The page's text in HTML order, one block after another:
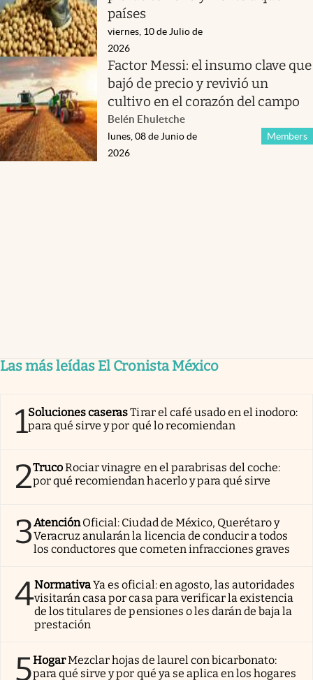
países
viernes, 10 de Julio de
2026
Factor Messi: el insumo clave que
bajó de precio y revivió un
cultivo en el corazón del campo
Belén Ehuletche
Members
lunes, 08 de Junio de
2026
Las más leídas El Cronista México
1Soluciones caserasTirar el café usado en el inodoro:
para qué sirve y por qué lo recomiendan
2TrucoRociar vinagre en el parabrisas del coche:
por qué recomiendan hacerlo y para qué sirve
3AtenciónOficial: Ciudad de México, Querétaro y
Veracruz anularán la licencia de conducir a todos
los conductores que cometen infracciones graves
4NormativaYa es oficial: en agosto, las autoridades
visitarán casa por casa para verificar la existencia
de los titulares de pensiones o les darán de baja la
prestación
5HogarMezclar hojas de laurel con bicarbonato:
para qué sirve y por qué ya se aplica en los hogares